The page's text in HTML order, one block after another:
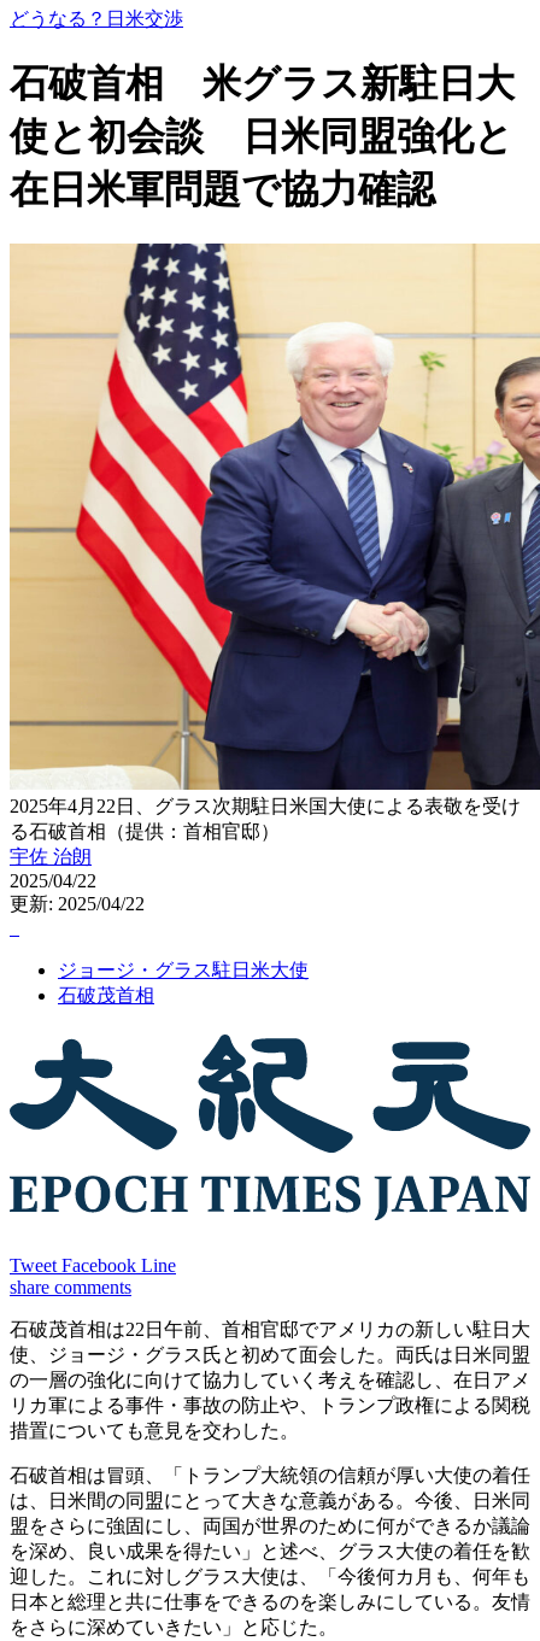
どうなる？日米交渉
石破首相 米グラス新駐日大
使と初会談 日米同盟強化と
在日米軍問題で協力確認
2025年4月22日、グラス次期駐日米国大使による表敬を受け
る石破首相（提供：首相官邸）
宇佐 治朗
2025/04/22
更新: 2025/04/22
ジョージ・グラス駐日米大使
石破茂首相
Tweet Facebook Line
share comments
石破茂首相は22日午前、首相官邸でアメリカの新しい駐日大
使、ジョージ・グラス氏と初めて面会した。両氏は日米同盟
の一層の強化に向けて協力していく考えを確認し、在日アメ
リカ軍による事件・事故の防止や、トランプ政権による関税
措置についても意見を交わした。
石破首相は冒頭、「トランプ大統領の信頼が厚い大使の着任
は、日米間の同盟にとって大きな意義がある。今後、日米同
盟をさらに強固にし、両国が世界のために何ができるか議論
を深め、良い成果を得たい」と述べ、グラス大使の着任を歓
迎した。これに対しグラス大使は、「今後何カ月も、何年も
日本と総理と共に仕事をできるのを楽しみにしている。友情
をさらに深めていきたい」と応じた。